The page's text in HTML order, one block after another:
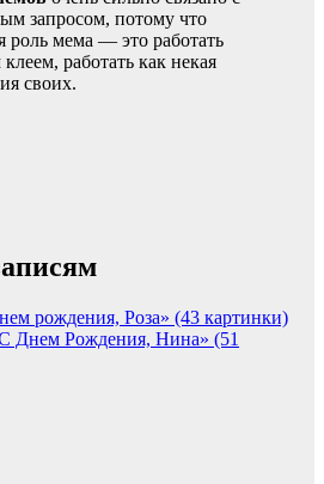
запросом, потому что
роль мема — это работать
работать как некая
своих.
рождения, Роза» (43 картинки)
Днем Рождения, Нина» (51